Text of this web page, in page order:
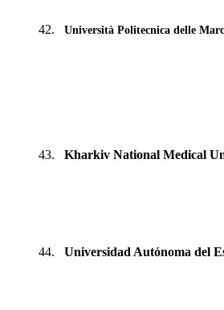
42. Università Politecnica delle
43. Kharkiv National Medical
44. Universidad Autónoma del